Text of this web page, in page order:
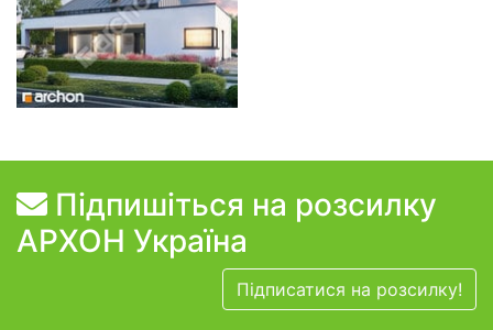
Підпишіться на розсилку
АРХОН Україна
Підписатися на розсилку!